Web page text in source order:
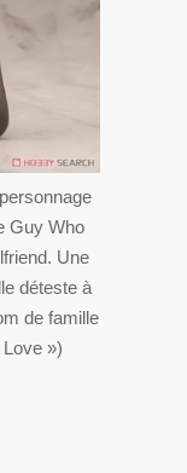
Guy Who
Une
déteste à
de famille
»)